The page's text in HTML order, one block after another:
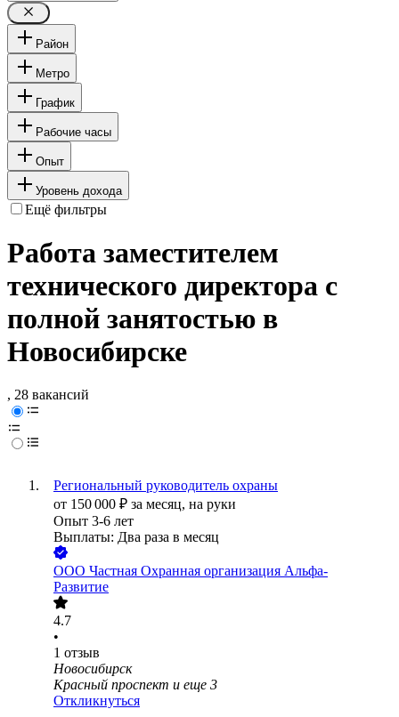
Район
Метро
График
Рабочие часы
Опыт
Уровень дохода
Ещё фильтры
Работа заместителем
технического директора с
полной занятостью в
Новосибирске
, 28 вакансий
Региональный руководитель охраны
от 150 000 ₽ за месяц, на руки
Опыт 3-6 лет
Выплаты: Два раза в месяц
ООО Частная Охранная организация Альфа-
Развитие
4.7
•
1 отзыв
Новосибирск
Красный проспект и еще 3
Откликнуться